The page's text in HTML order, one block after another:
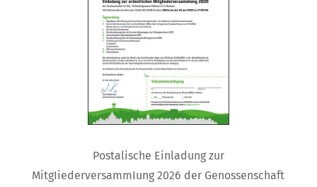
Postalische Einladung zur
MitgIiederversammIung 2026 der Genossenschaft